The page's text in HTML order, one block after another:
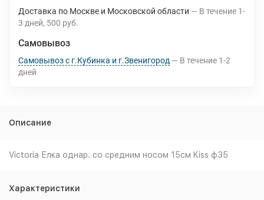
Доставка по Москве и Московской области В течение 1-
3 дней 500 руб.
Самовывоз
Самовывоз с г.Кубинка и г.Звенигород В течение 1-2
дней
Описание
Victoria Елка однар. со средним носом 15см Kiss ф35
Характеристики